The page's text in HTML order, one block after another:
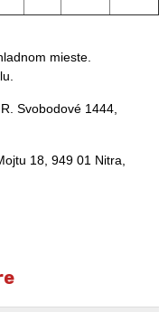
mieste.
Svobodové 1444,
18, 949 01 Nitra,